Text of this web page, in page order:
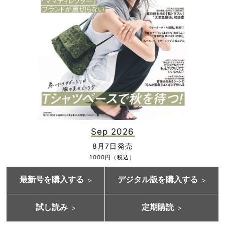
Sep 2026
8月7日発売
1000円（税込）
最新号を購入する デジタル版を購入する
試し読み 定期購読